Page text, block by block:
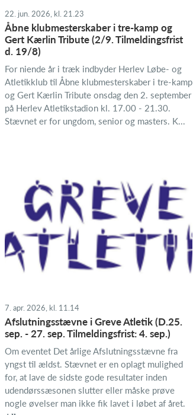
22. jun. 2026, kl. 21.23
Åbne klubmesterskaber i tre-kamp og
Gert Kærlin Tribute (2/9. Tilmeldingsfrist
d. 19/8)
For niende år i træk indbyder Herlev Løbe- og
Atletikklub til Åbne klubmesterskaber i tre-kamp
og Gert Kærlin Tribute onsdag den 2. september
på Herlev Atletikstadion kl. 17.00 - 21.30.
Stævnet er for ungdom, senior og masters. K...
7. apr. 2026, kl. 11.14
Afslutningsstævne i Greve Atletik (D.25.
sep. - 27. sep. Tilmeldingsfrist: 4. sep.)
Om eventet Det årlige Afslutningsstævne fra
yngst til ældst. Stævnet er en oplagt mulighed
for, at lave de sidste gode resultater inden
udendørssæsonen slutter eller måske prøve
nogle øvelser man ikke fik lavet i løbet af året.